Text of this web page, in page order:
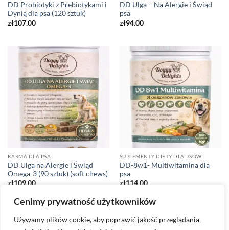
Cenimy prywatność użytkowników
Używamy plików cookie, aby poprawić jakość przeglądania,
DD Probiotyki z Prebiotykami i
Dynią dla psa (120 sztuk)
zł107.00
DD Ulga – Na Alergie i Świąd
psa
zł94.00
KARMA DLA PSA
DD Ulga na Alergie i Świąd
Omega-3 (90 sztuk) (soft chews)
zł109.00
SUPLEMENTY DIETY DLA PSÓW
DD-8w1- Multiwitamina dla
psa
zł114.00
1 2